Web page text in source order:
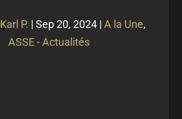
Karl P. | Sep 20, 2024| A la Une,
ASSE - Actualités